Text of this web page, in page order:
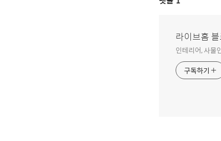
라이브홈
인테리어, 사물
구독하기